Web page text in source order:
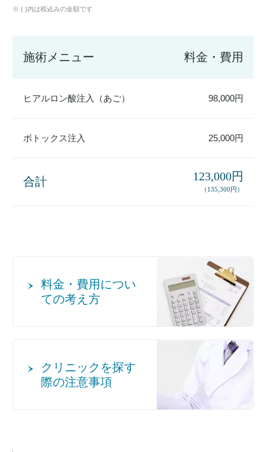
※ ( )内は税込みの金額です
施術メニュー 料金・費用
ヒアルロン酸注入（あご） 98,000円
ボトックス注入 25,000円
合計 123,000円
（135,300円）
料金・費用につい
ての考え方
クリニックを探す
際の注意事項